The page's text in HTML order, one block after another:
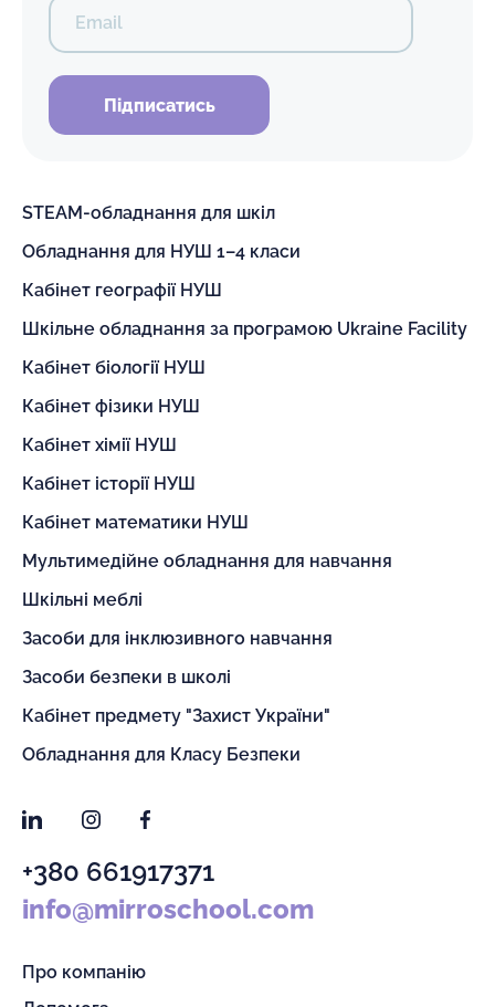
Email
Підписатись
STEAM-обладнання для шкіл
Обладнання для НУШ 1–4 класи
Кабінет географії НУШ
Шкільне обладнання за програмою Ukraine Facility
Кабінет біології НУШ
Кабінет фізики НУШ
Кабінет хімії НУШ
Кабінет історії НУШ
Кабінет математики НУШ
Мультимедійне обладнання для навчання
Шкільні меблі
Засоби для інклюзивного навчання
Засоби безпеки в школі
Кабінет предмету "Захист України"
Обладнання для Класу Безпеки
LinkedInInstagramFacebook
+380 661917371
info@mirroschool.com
Про компанію